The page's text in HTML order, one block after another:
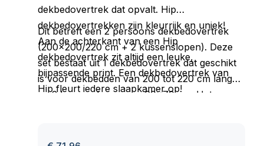
dekbedovertrek dat opvalt. Hip
dekbedovertrekken zijn kleurrijk en uniek!
Aan de achterkant van een Hip
dekbedovertrek zit altijd een leuke,
bijpassende print. Een dekbedovertrek van
Hip fleurt iedere slaapkamer op!
Dit betreft een 2 persoons dekbedovertrek
(200×200/220 cm + 2 kussenslopen). Deze
set bestaat uit 1 dekbedovertrek dat geschikt
is voor dekbedden van 200 tot 220 cm lang
en 2 kussenslopen van 60×70 cm. Het
totale lengte van circa 240 cm.